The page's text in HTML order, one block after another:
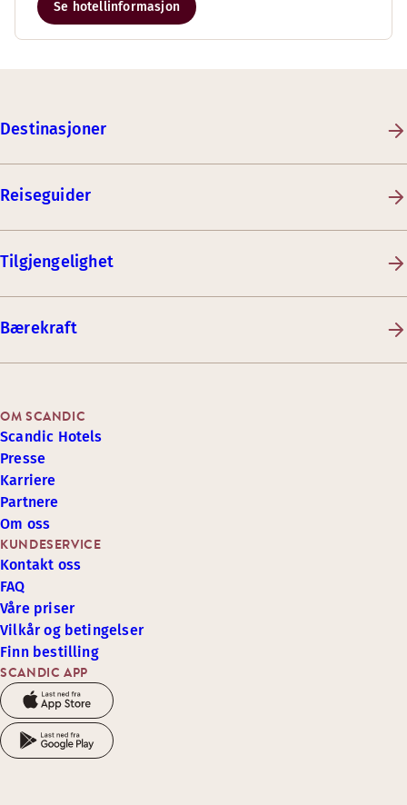
Se hotellinformasjon
Destinasjoner
Reiseguider
Tilgjengelighet
Bærekraft
SCANDIC APP
KUNDESERVICE
Kontakt oss
FAQ
Våre priser
Vilkår og betingelser
Finn bestilling
OM SCANDIC
Scandic Hotels
Presse
Karriere
Partnere
Om oss